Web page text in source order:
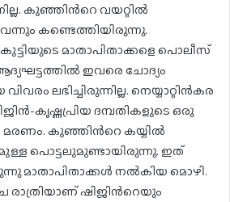
കുഞ്ഞിന്‍റെ വയറ്റിൽ
കണ്ടെത്തിയിരുന്നു.
മാതാപിതാക്കളെ പൊലീസ്
ഇവരെ ചോദ്യം
ലഭിച്ചിരുന്നില്ല. നെയ്യാറ്റിൻകര
കൃഷ്ണപ്രിയ ദമ്പതികളുടെ ഒരു
കുഞ്ഞിന്‍റെ കയ്യിൽ
പൊട്ടലുമുണ്ടായിരുന്നു. ഇത്
മാതാപിതാക്കൾ നൽകിയ മൊഴി.
രാത്രിയാണ് ഷിജിന്‍റെയും